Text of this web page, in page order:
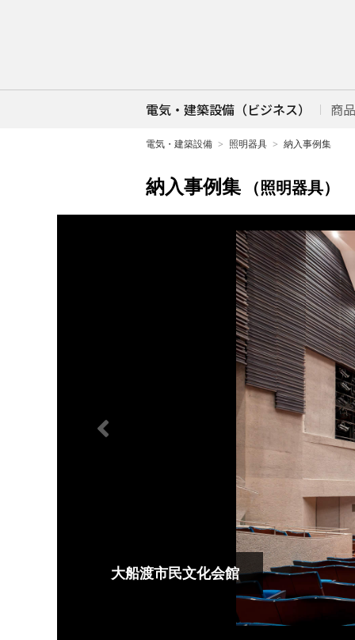
電気・建築設備（ビジネス） 商
電気・建築設備 照明器具 納入事例集
納入事例集 （照明器具）
大船渡市民文化会館